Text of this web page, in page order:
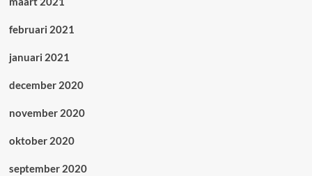
februari 2021
januari 2021
december 2020
november 2020
oktober 2020
september 2020